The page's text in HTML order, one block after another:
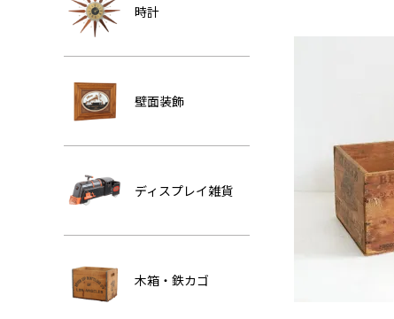
時計
壁面装飾
ディスプレイ雑貨
木箱・鉄カゴ